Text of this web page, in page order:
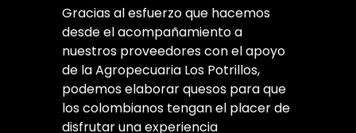
Gracias al esfuerzo que hacemos
desde el acompañamiento a
nuestros proveedores con el apoyo
de la Agropecuaria Los Potrillos,
podemos elaborar quesos para que
los colombianos tengan el placer de
disfrutar una experiencia